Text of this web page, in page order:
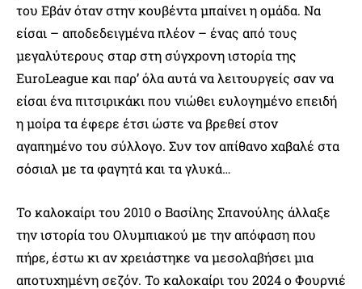
του Εβάν όταν στην κουβέντα μπαίνει η ομάδα. Να
είσαι – αποδεδειγμένα πλέον – ένας από τους
μεγαλύτερους σταρ στη σύγχρονη ιστορία της
EuroLeague και παρ’ όλα αυτά να λειτουργείς σαν να
είσαι ένα πιτσιρικάκι που νιώθει ευλογημένο επειδή
η μοίρα τα έφερε έτσι ώστε να βρεθεί στον
αγαπημένο του σύλλογο. Συν τον απίθανο χαβαλέ στα
σόσιαλ με τα φαγητά και τα γλυκά…
Το καλοκαίρι του 2010 ο Βασίλης Σπανούλης άλλαξε
την ιστορία του Ολυμπιακού με την απόφαση που
πήρε, έστω κι αν χρειάστηκε να μεσολαβήσει μια
αποτυχημένη σεζόν. Το καλοκαίρι του 2024 ο Φουρνιέ